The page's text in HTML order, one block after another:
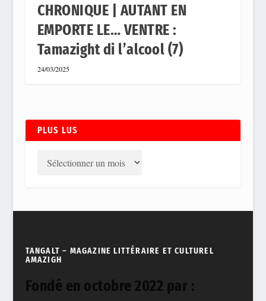
CHRONIQUE | AUTANT EN
EMPORTE LE… VENTRE :
Tamazight di l’alcool (7)
24/03/2025
PLUS LUS
TANGALT – MAGAZINE LITTÉRAIRE ET CULTUREL
AMAZIGH
Fondé en octobre 2022 par :